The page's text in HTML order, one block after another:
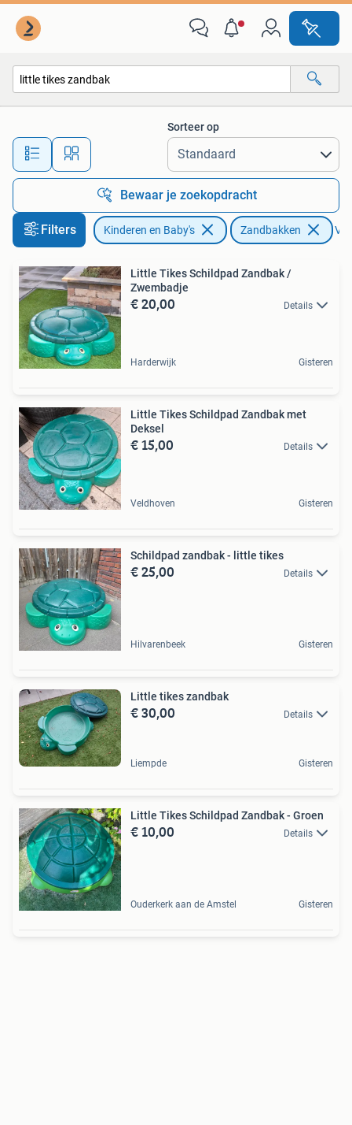
Alle afstanden…
Sorteer op
Bewaar je zoekopdracht
Filters Kinderen en Baby's Zandbakken
Little Tikes Schildpad Zandbak /
Zwembadje
€ 20,00 Details
Harderwijk Gisteren
Little Tikes Schildpad Zandbak met
Deksel
€ 15,00 Details
Veldhoven Gisteren
Schildpad zandbak - little tikes
€ 25,00 Details
Hilvarenbeek Gisteren
Little tikes zandbak
€ 30,00 Details
Liempde Gisteren
Little Tikes Schildpad Zandbak - Groen
€ 10,00 Details
Ouderkerk aan de Amstel Gisteren